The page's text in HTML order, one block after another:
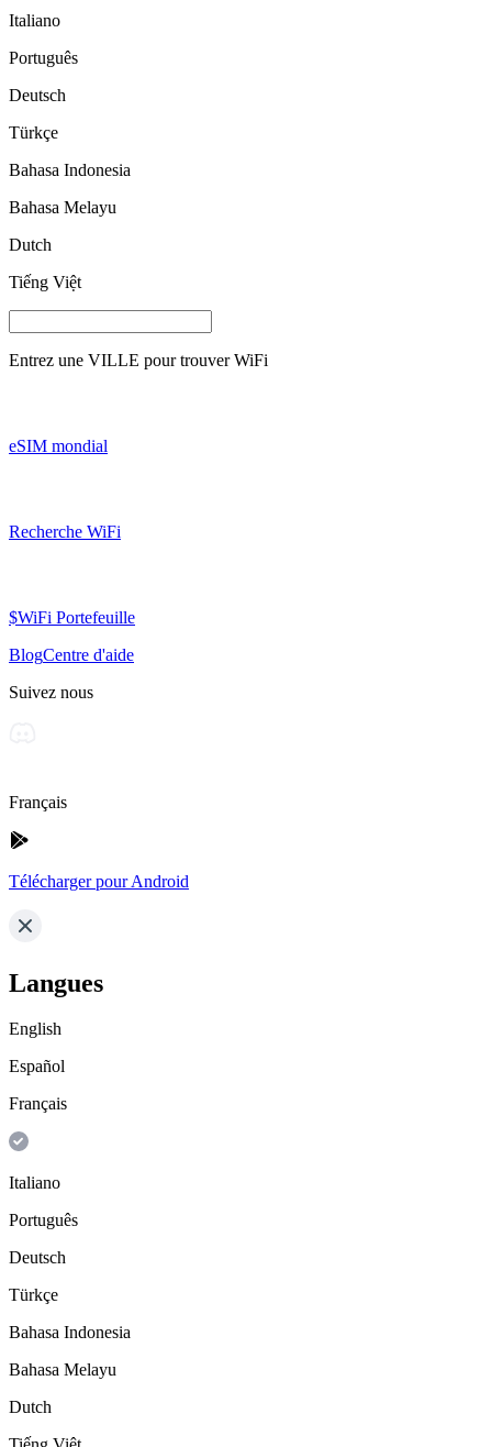
Italiano
Português
Deutsch
Türkçe
Bahasa Indonesia
Bahasa Melayu
Dutch
Tiếng Việt
Entrez une VILLE pour trouver WiFi
eSIM mondial
Recherche WiFi
$WiFi Portefeuille
BlogCentre d'aide
Suivez nous
Français
Télécharger pour Android
Langues
English
Español
Français
Italiano
Português
Deutsch
Türkçe
Bahasa Indonesia
Bahasa Melayu
Dutch